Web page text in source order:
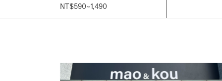
NT$590~1,490